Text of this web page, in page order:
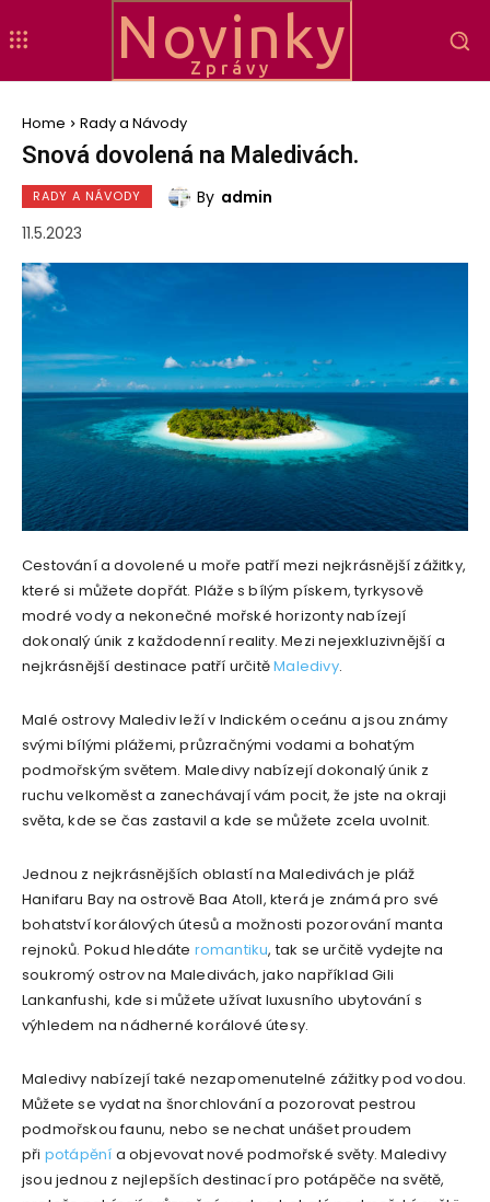
Novinky
Zprávy
Home Rady a Návody
Snová dovolená na Maledivách.
RADY A NÁVODY By admin
11.5.2023
Cestování a dovolené u moře patří mezi nejkrásnější zážitky,
které si můžete dopřát. Pláže s bílým pískem, tyrkysově
modré vody a nekonečné mořské horizonty nabízejí
dokonalý únik z každodenní reality. Mezi nejexkluzivnější a
nejkrásnější destinace patří určitěMaledivy.
Malé ostrovy Malediv leží v Indickém oceánu a jsou známy
svými bílými plážemi, průzračnými vodami a bohatým
podmořským světem. Maledivy nabízejí dokonalý únik z
ruchu velkoměst a zanechávají vám pocit, že jste na okraji
světa, kde se čas zastavil a kde se můžete zcela uvolnit.
Jednou z nejkrásnějších oblastí na Maledivách je pláž
Hanifaru Bay na ostrově Baa Atoll, která je známá pro své
bohatství korálových útesů a možnosti pozorování manta
rejnoků. Pokud hledáte romantiku, tak se určitě vydejte na
soukromý ostrov na Maledivách, jako například Gili
Lankanfushi, kde si můžete užívat luxusního ubytování s
výhledem na nádherné korálové útesy.
Maledivy nabízejí také nezapomenutelné zážitky pod vodou.
Můžete se vydat na šnorchlování a pozorovat pestrou
podmořskou faunu, nebo se nechat unášet proudem
při potápění a objevovat nové podmořské světy. Maledivy
jsou jednou z nejlepších destinací pro potápěče na světě,